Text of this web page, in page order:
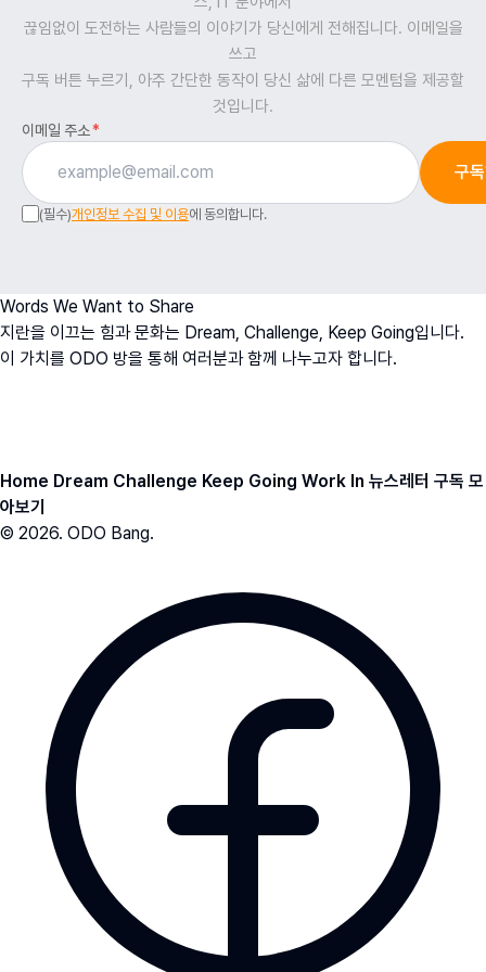
끊임없이 도전하는 사람들의 이야기가 당신에게 전해집니다. 이메일을
쓰고
구독 버튼 누르기, 아주 간단한 동작이 당신 삶에 다른 모멘텀을 제공할
것입니다.
이메일 주소*
구
(필수)개인정보 수집 및 이용에 동의합니다.
Words We Want to Share
지란을 이끄는 힘과 문화는 Dream, Challenge, Keep Going입니다.
이 가치를 ODO 방을 통해 여러분과 함께 나누고자 합니다.
Home Dream Challenge Keep Going Work In 뉴스레터 구독 모
아보기
© 2026. ODO Bang.